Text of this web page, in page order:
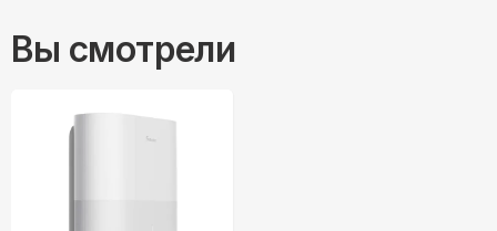
Вы смотрели